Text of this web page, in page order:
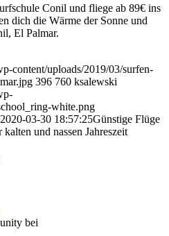
Conil und fliege ab 89€ ins
dich die Wärme der Sonne und
El Palmar.
content/uploads/2019/03/surfen-
396 760 ksalewski
white.png
2020-03-30 18:57:25Günstige Flüge
und nassen Jahreszeit
bei